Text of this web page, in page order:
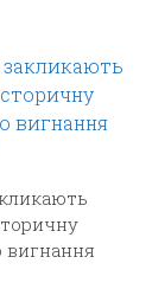
вигнання